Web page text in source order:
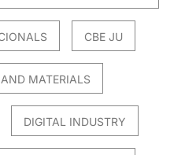
CBE JU
MATERIALS
DIGITAL INDUSTRY